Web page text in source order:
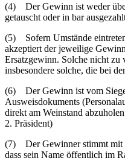
(4) Der Gewinn ist weder
getauscht oder in bar
(5) Sofern Umstände
akzeptiert der jeweilige
Ersatzgewinn. Solche nicht zu
insbesondere solche, die bei
(6) Der Gewinn ist vom
Ausweisdokuments
direkt am Weinstand
2. Präsident)
(7) Der Gewinner stimmt mit
dass sein Name öffentlich im